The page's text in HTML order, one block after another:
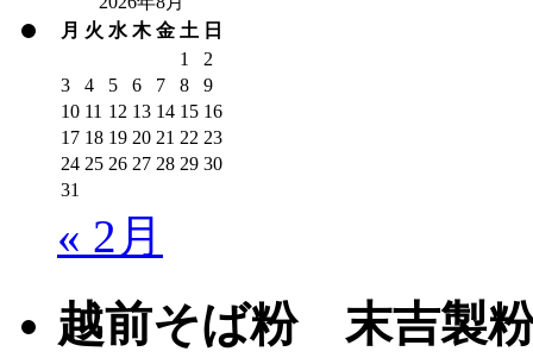
月 火 水 木 金 土 日
1
2
3
4 5 6 7 8
9
10 11 12 13 14 15 16
17 18 19 20 21 22 23
24 25 26 27 28 29 30
31
« 2月
越前そば粉 末吉製